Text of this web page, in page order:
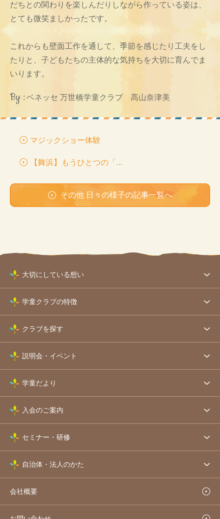
だちとの関わりを楽しんだりしながら作っている姿は、
とても微笑ましかったです。
これからも壁面工作を通して、季節を感じたり工夫をし
たりと、子どもたちの主体的な気持ちを大切に育んでま
いります。
By : ベネッセ 万世橋学童クラブ 髙山奈津美
マジックショー体験
【舞浜】もうひとつの「...
その他 日々の様子の記事一覧へ
大切にしている想い
学童クラブの特徴
クラブを探す
説明会・イベント
学童だより
入会のご案内
セミナー・研修
自治体・法人のかた
会社概要